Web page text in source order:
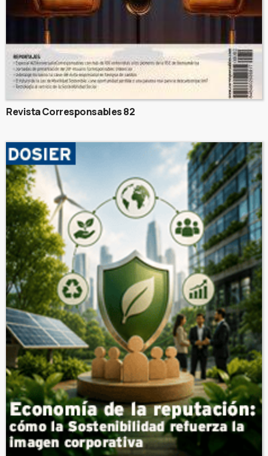
Revista Corresponsables 82